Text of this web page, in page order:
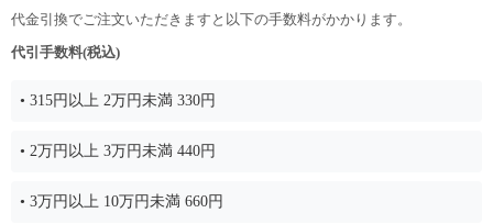
代金引換でご注文いただきますと以下の手数料がかかります。
代引手数料(税込)
• 315円以上 2万円未満 330円
• 2万円以上 3万円未満 440円
• 3万円以上 10万円未満 660円